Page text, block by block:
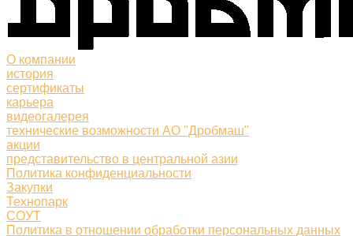
О компании
история
сертификаты
карьера
видеогалерея
технические возможности АО "Дробмаш"
акции
представительство в центральной азии
Политика конфиденциальности
Закупки
Технопарк
СОУТ
Политика в отношении обработки персональных данных